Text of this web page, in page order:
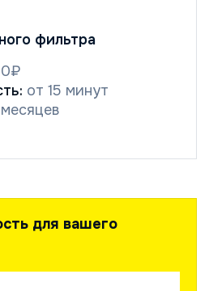
фильтра
от 15 минут
для вашего